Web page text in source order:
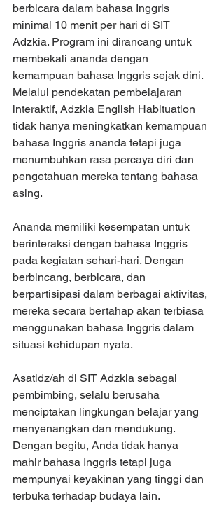
berbicara dalam bahasa Inggris
minimal 10 menit per hari di SIT
Adzkia. Program ini dirancang untuk
membekali ananda dengan
kemampuan bahasa Inggris sejak dini.
Melalui pendekatan pembelajaran
interaktif, Adzkia English Habituation
tidak hanya meningkatkan kemampuan
bahasa Inggris ananda tetapi juga
menumbuhkan rasa percaya diri dan
pengetahuan mereka tentang bahasa
asing.
Ananda memiliki kesempatan untuk
berinteraksi dengan bahasa Inggris
pada kegiatan sehari-hari. Dengan
berbincang, berbicara, dan
berpartisipasi dalam berbagai aktivitas,
mereka secara bertahap akan terbiasa
menggunakan bahasa Inggris dalam
situasi kehidupan nyata.
Asatidz/ah di SIT Adzkia sebagai
pembimbing, selalu berusaha
menciptakan lingkungan belajar yang
menyenangkan dan mendukung.
Dengan begitu, Anda tidak hanya
mahir bahasa Inggris tetapi juga
mempunyai keyakinan yang tinggi dan
terbuka terhadap budaya lain.